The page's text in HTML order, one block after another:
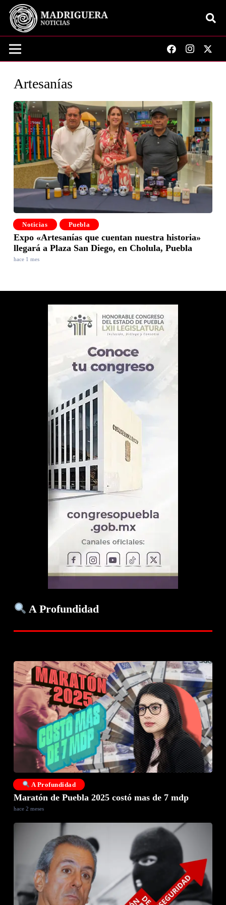
Artesanías
Noticias Puebla
Expo «Artesanías que cuentan nuestra historia»
llegará a Plaza San Diego, en Cholula, Puebla
hace 1 mes
A Profundidad
A Profundidad
Maratón de Puebla 2025 costó mas de 7 mdp
hace 2 meses